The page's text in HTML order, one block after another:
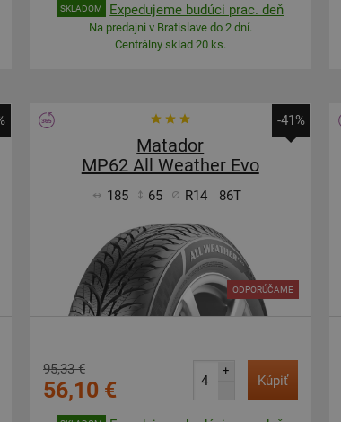
SKLADOM Expedujeme budúci prac. deň
Na predajni v Bratislave do 2 dní.
Centrálny sklad 20 ks.
-41%
Matador
MP62 All Weather Evo
185 65 R14 86T
ODPORÚČAME
95,33 €
56,10 €
+
–
Kúpiť